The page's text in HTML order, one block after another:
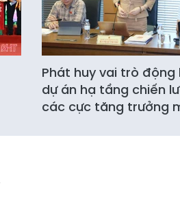
Phát huy vai trò động
dự án hạ tầng chiến
các cực tăng trưởng